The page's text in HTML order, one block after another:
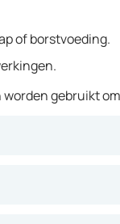
of borstvoeding.
gebruikt